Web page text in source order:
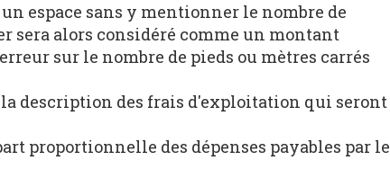
espace sans y mentionner le nombre de
sera alors considéré comme un montant
sur le nombre de pieds ou mètres carrés
description des frais d'exploitation qui seront
proportionnelle des dépenses payables par le